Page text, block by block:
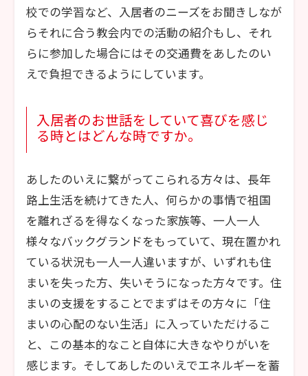
校での学習など、入居者のニーズをお聞きしなが
らそれに合う教会内での活動の紹介もし、それ
らに参加した場合にはその交通費をあしたのい
えで負担できるようにしています。
入居者のお世話をしていて喜びを感じ
る時とはどんな時ですか。
あしたのいえに繋がってこられる方々は、長年
路上生活を続けてきた人、何らかの事情で祖国
を離れざるを得なくなった家族等、一人一人
様々なバックグランドをもっていて、現在置かれ
ている状況も一人一人違いますが、いずれも住
まいを失った方、失いそうになった方々です。住
まいの支援をすることでまずはその方々に「住
まいの心配のない生活」に入っていただけるこ
と、この基本的なこと自体に大きなやりがいを
感じます。そしてあしたのいえでエネルギーを蓄